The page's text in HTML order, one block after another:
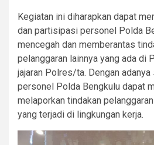
Kegiatan ini diharapkan dapat
dan partisipasi personel Polda
mencegah dan memberantas
pelanggaran lainnya yang ada di
jajaran Polres/ta. Dengan
personel Polda Bengkulu dapat
melaporkan tindakan
yang terjadi di lingkungan kerja.